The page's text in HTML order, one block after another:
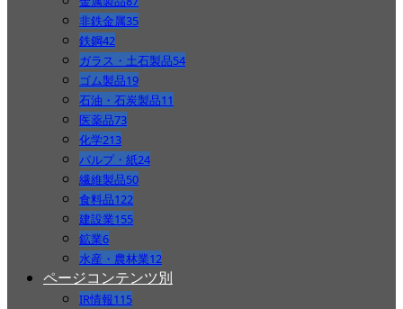
非鉄金属35
鉄鋼42
ガラス・土石製品54
ゴム製品19
石油・石炭製品11
医薬品73
化学213
パルプ・紙24
繊維製品50
食料品122
建設業155
鉱業6
水産・農林業12
ページコンテンツ別
IR情報115